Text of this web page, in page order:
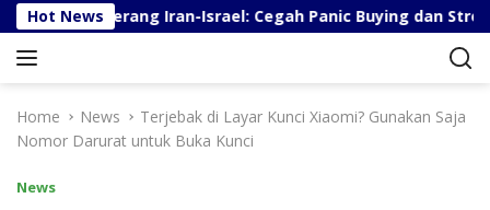
k
Hot News
Berita Perang Iran-Israel: Cegah Panic Buying dan Stres
Home News
Terjebak di Layar Kunci Xiaomi? Gunakan Saja
Nomor Darurat untuk Buka Kunci
News